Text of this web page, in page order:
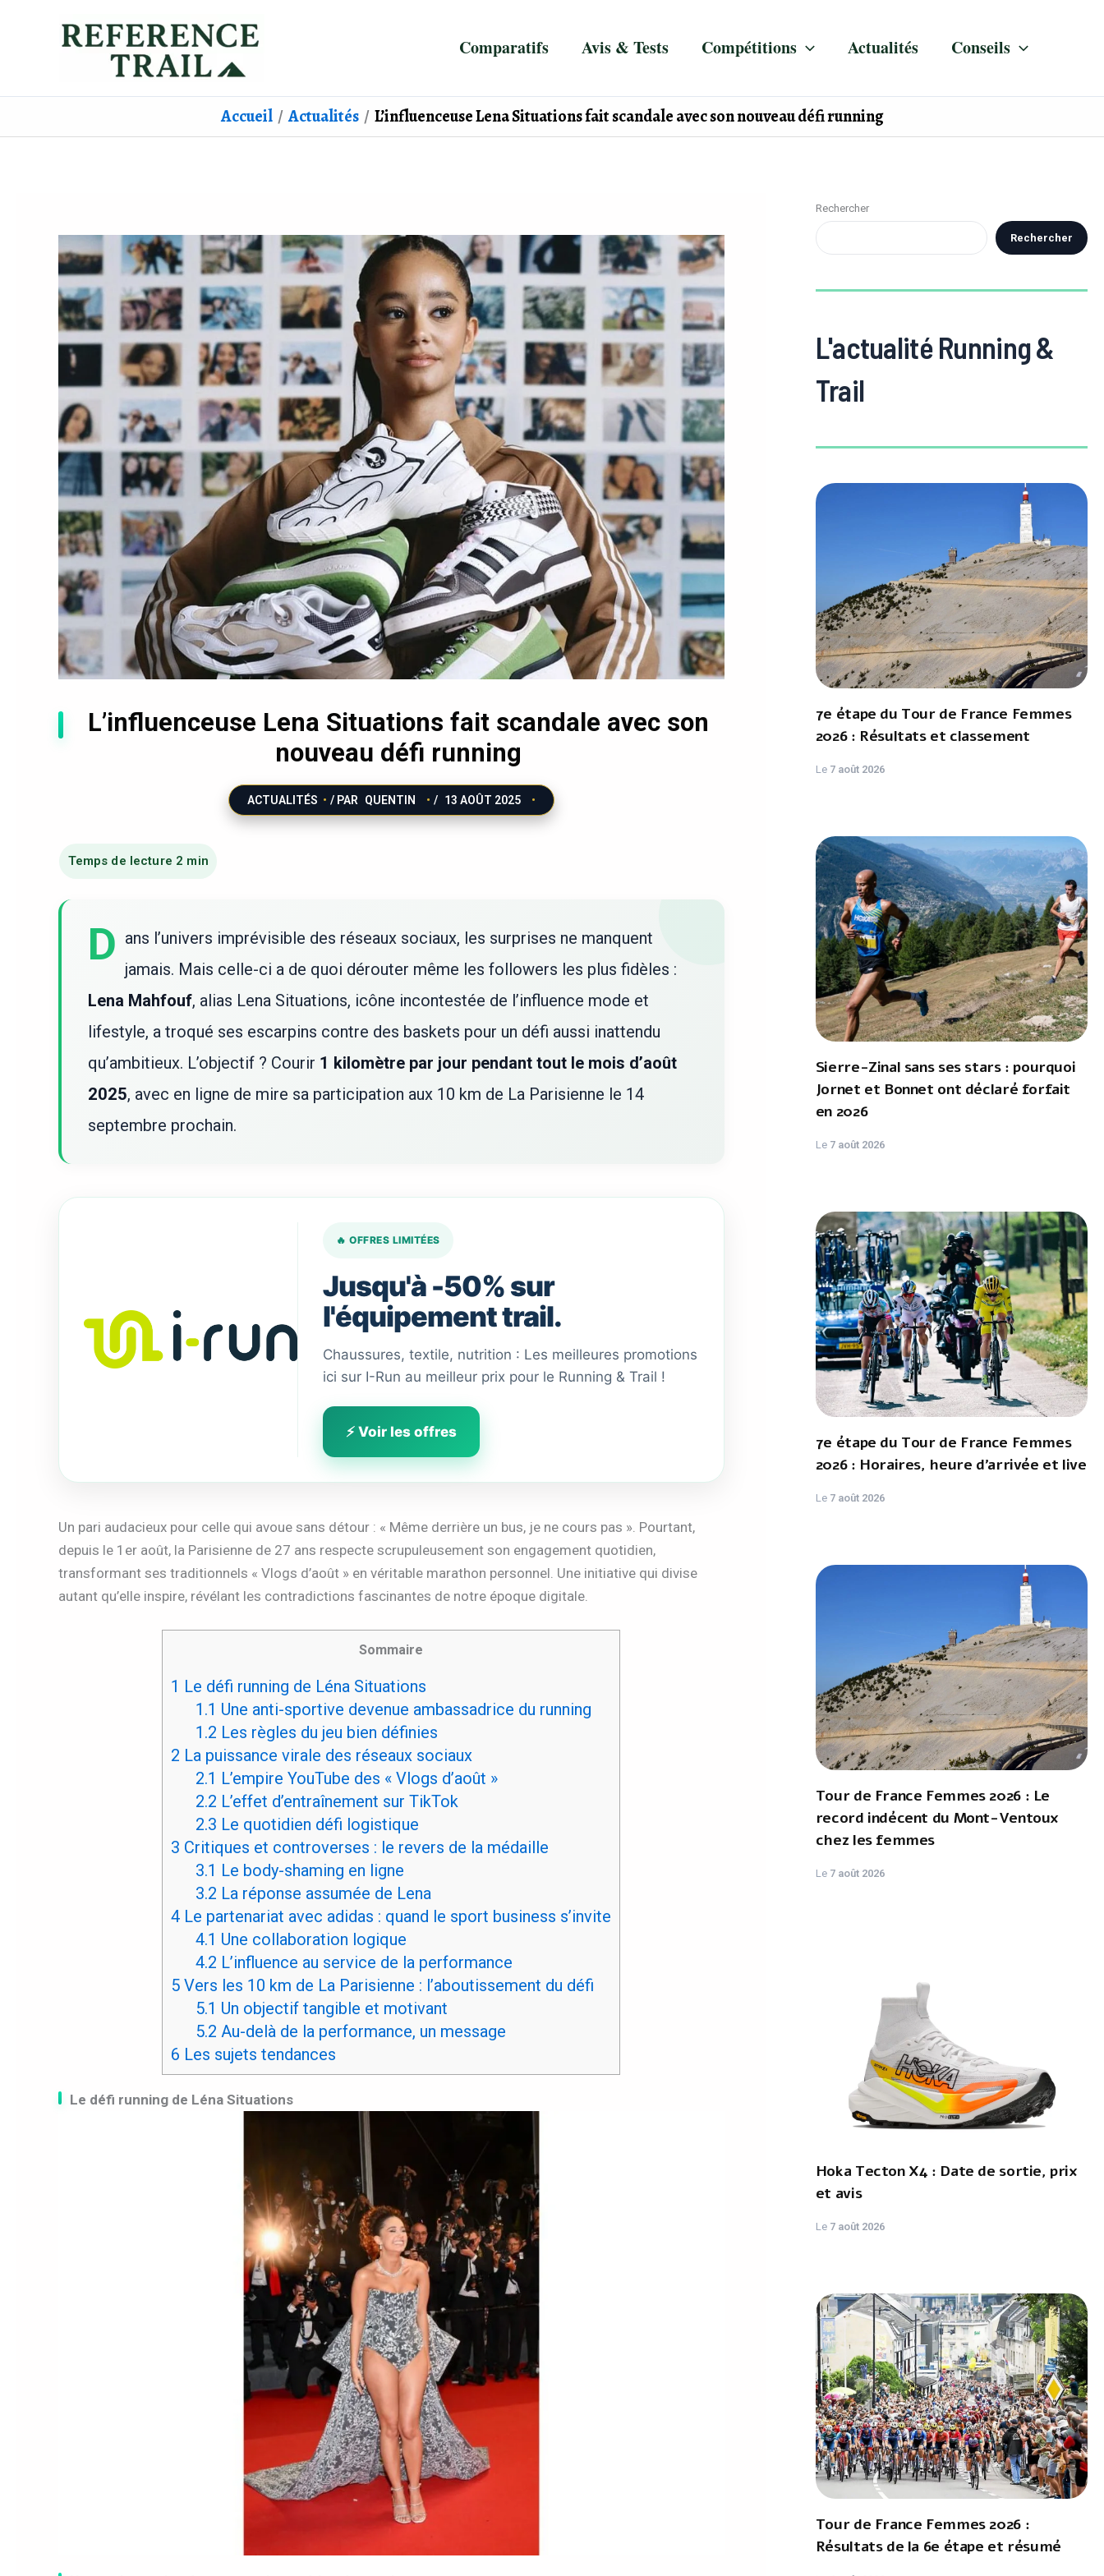
Comparatifs Avis & Tests Compétitions Actualités Conseils
Accueil Actualités L’influenceuse Lena Situations fait scandale avec son nouveau défi running
L’influenceuse Lena Situations fait scandale avec son
nouveau défi running
ACTUALITÉS / PAR QUENTIN / 13 AOÛT 2025
D ans l’univers imprévisible des réseaux sociaux, les surprises ne manquent
jamais. Mais celle-ci a de quoi dérouter même les followers les plus fidèles :
Lena Mahfouf, alias Lena Situations, icône incontestée de l’influence mode et
lifestyle, a troqué ses escarpins contre des baskets pour un défi aussi inattendu
qu’ambitieux. L’objectif ? Courir 1 kilomètre par jour pendant tout le mois d’août
2025, avec en ligne de mire sa participation aux 10 km de La Parisienne le 14
septembre prochain.
🔥 OFFRES LIMITÉES
Jusqu'à -50% sur
l'équipement trail.
Chaussures, textile, nutrition : Les meilleures promotions
ici sur I-Run au meilleur prix pour le Running & Trail !
⚡ Voir les offres
Un pari audacieux pour celle qui avoue sans détour : « Même derrière un bus, je ne cours pas ». Pourtant,
depuis le 1er août, la Parisienne de 27 ans respecte scrupuleusement son engagement quotidien,
transformant ses traditionnels « Vlogs d’août » en véritable marathon personnel. Une initiative qui divise
autant qu’elle inspire, révélant les contradictions fascinantes de notre époque digitale.
Sommaire
1 Le défi running de Léna Situations
1.1 Une anti-sportive devenue ambassadrice du running
1.2 Les règles du jeu bien définies
2 La puissance virale des réseaux sociaux
2.1 L’empire YouTube des « Vlogs d’août »
2.2 L’effet d’entraînement sur TikTok
2.3 Le quotidien défi logistique
3 Critiques et controverses : le revers de la médaille
3.1 Le body-shaming en ligne
3.2 La réponse assumée de Lena
4 Le partenariat avec adidas : quand le sport business s’invite
4.1 Une collaboration logique
4.2 L’influence au service de la performance
5 Vers les 10 km de La Parisienne : l’aboutissement du défi
5.1 Un objectif tangible et motivant
5.2 Au-delà de la performance, un message
6 Les sujets tendances
Le défi running de Léna Situations
Rechercher
Rechercher
L'actualité Running &
Trail
7e étape du Tour de France Femmes
2026 : Résultats et classement
Le 7 août 2026
Sierre-Zinal sans ses stars : pourquoi
Jornet et Bonnet ont déclaré forfait
en 2026
Le 7 août 2026
7e étape du Tour de France Femmes
2026 : Horaires, heure d'arrivée et live
Le 7 août 2026
Tour de France Femmes 2026 : Le
record indécent du Mont-Ventoux
chez les femmes
Le 7 août 2026
Hoka Tecton X4 : Date de sortie, prix
et avis
Le 7 août 2026
Tour de France Femmes 2026 :
Résultats de la 6e étape et résumé